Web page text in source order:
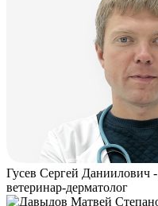
Гусев Сергей Даниилович -
ветеринар-дерматолог